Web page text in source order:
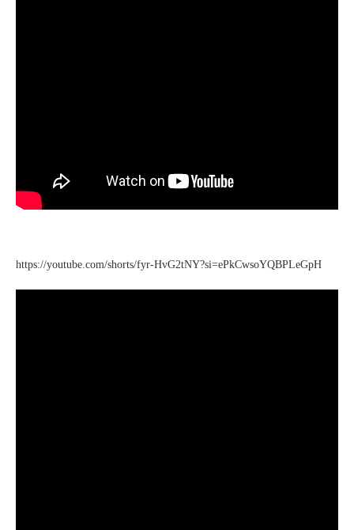
https://youtube.com/shorts/fyr-HvG2tNY?si=ePkCwsoYQBPLeGpH